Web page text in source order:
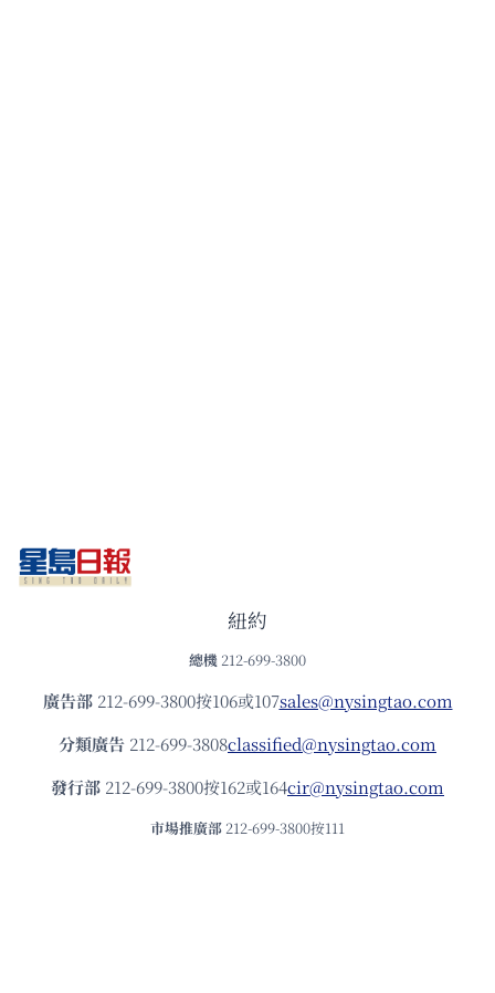
紐約
總機 212-699-3800
廣告部212-699-3800按106或107sales@nysingtao.com
分類廣告 212-699-3808classified@nysingtao.com
發⾏部 212-699-3800按162或164cir@nysingtao.com
市場推廣部 212-699-3800按111